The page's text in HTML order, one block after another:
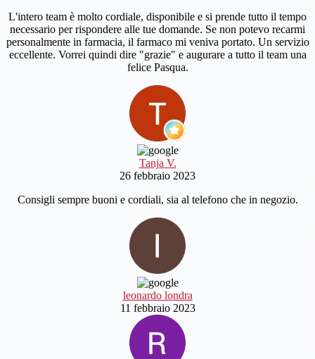
L'intero team è molto cordiale, disponibile e si prende tutto il tempo
necessario per rispondere alle tue domande. Se non potevo recarmi
personalmente in farmacia, il farmaco mi veniva portato. Un servizio
eccellente. Vorrei quindi dire "grazie" e augurare a tutto il team una
felice Pasqua.
Tanja V.
26 febbraio 2023
Consigli sempre buoni e cordiali, sia al telefono che in negozio.
leonardo londra
11 febbraio 2023